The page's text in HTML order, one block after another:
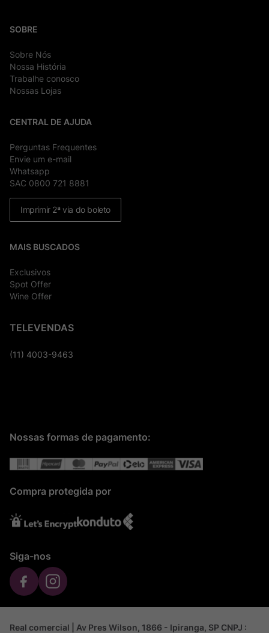
SOBRE
Sobre Nós
Nossa História
Trabalhe conosco
Nossas Lojas
CENTRAL DE AJUDA
Perguntas Frequentes
Envie um e-mail
Whatsapp
SAC 0800 721 8881
Imprimir 2ª via do boleto
MAIS BUSCADOS
Exclusivos
Spot Offer
Wine Offer
TELEVENDAS
(11) 4003-9463
Nossas formas de pagamento:
Compra protegida por
Siga-nos
Real comercial | Av Pres Wilson, 1866 - Ipiranga, SP CNPJ :